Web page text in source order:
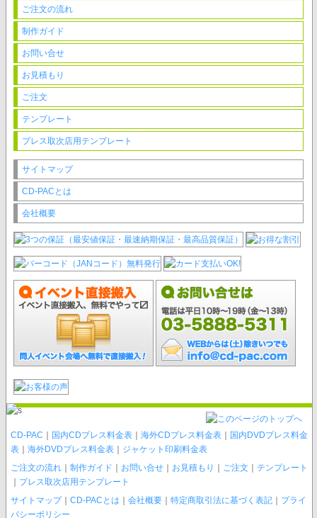
ご注文の流れ
制作ガイド
お問い合せ
お見積もり
ご注文
テンプレート
プレス取次店用テンプレート
サイトマップ
CD-PACとは
会社概要
CD-PAC 国内CDプレス料金表 海外CDプレス料金表
国内DVDプレス料金
表
海外DVDプレス料金表
ジャケット印刷料金表
ご注文の流れ
制作ガイド お問い合せ お見積もり ご注文
テンプレート
プレス取次店用テンプレート
サイトマップ｜ CD-PACとは 会社概要 特定商取引法に基づく表記
プライ
バシーポリシー